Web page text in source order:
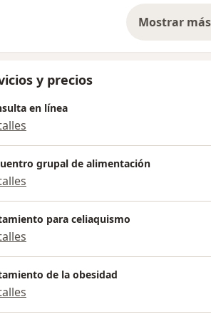
hasta lograr una alimentación
Mostrar
y precios
en línea
grupal de alimentación
para celiaquismo
de la obesidad